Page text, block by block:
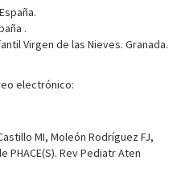
.
Virgen de las Nieves. Granada.
electrónico:
MI, Moleón Rodríguez FJ,
PHACE(S). Rev Pediatr Aten